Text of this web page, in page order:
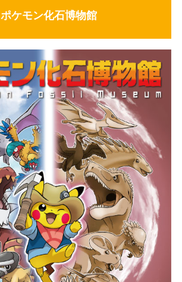
ポケモン化石博物館